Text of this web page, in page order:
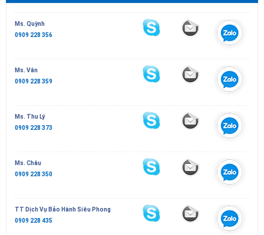
Ms. Quỳnh
0909 228 356
Ms. Vân
0909 228 359
Ms. Thu Lý
0909 228 373
Ms. Châu
0909 228 350
TT Dịch Vụ Bảo Hành Siêu Phong
0909 228 435